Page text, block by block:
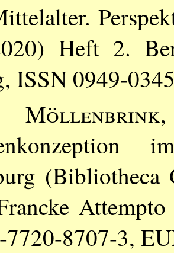
Heft 2.
ISSN 0949-
Möllenbrink,
(Bibliotheca
7720-8707-3,